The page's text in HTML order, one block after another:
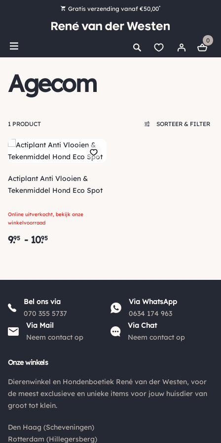
Gratis verzending vanaf €50,00*
Bestel nu, betaal later met Klarna
Ruim 16.000 artikelen op voorraad
Ruim 44 jaar kennis en ervaring
0
Agecom
1 PRODUCT SORTEER & FILTER
Actiplant Anti Vlooien &
Tekenmiddel Hond Eco Spot
Online uitverkocht, bekijk onze
winkelvoorraad
9.95 - 10.95
Bel ons via
070 355 5737
Via WhatsApp
0634 174 963
Via Mail
Neem contact op
Via Chat
Neem contact op
Onze winkels
Dierenwinkel en Hondenboetiek René van der Westen, voor
de meest exclusieve en unieke items voor jouw huisdier van
groot tot klein.
Den Haag (Scheveningen)
Rotterdam (Hillegersberg)